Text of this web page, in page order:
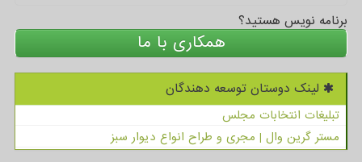
برنامه نویس هستید؟
همکاری با ما
لینک دوستان توسعه دهندگان
تبلیغات انتخابات مجلس
مستر گرین وال | مجری و طراح انواع دیوار سبز